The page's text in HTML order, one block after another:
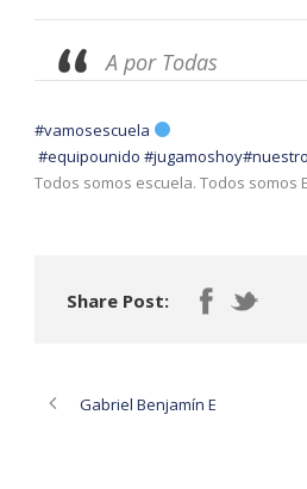
A por Todas
#vamosescuela
#equipounido #jugamoshoy
Todos somos escuela. Todos somos
Share Post:
Gabriel Benjamín E